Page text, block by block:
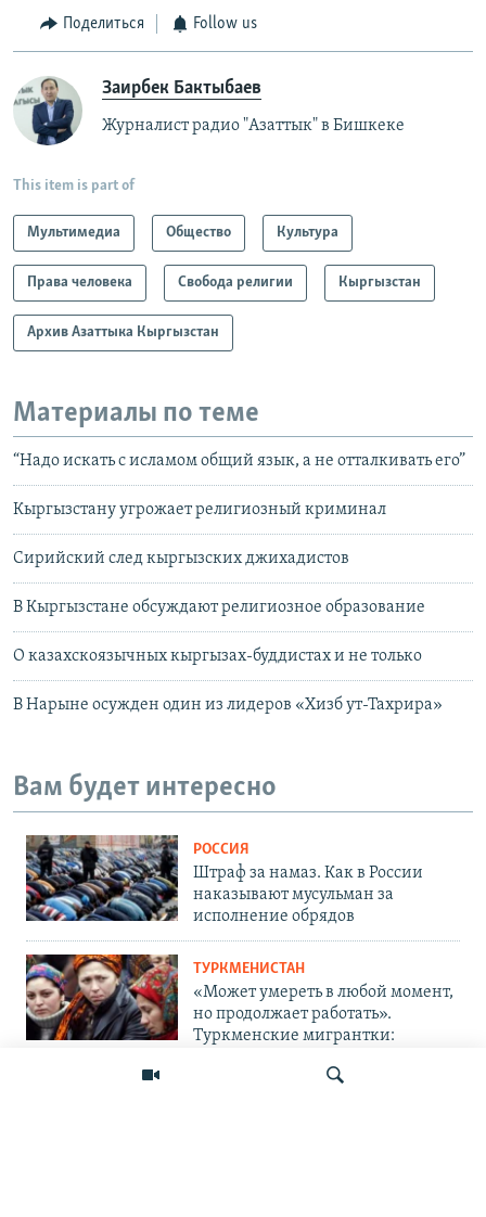
Поделиться Follow us
Заирбек Бактыбаев
Журналист радио "Азаттык" в Бишкеке
This item is part of
Мультимедиа Общество Культура
Права человека Свобода религии Кыргызстан
Архив Азаттыка Кыргызстан
Материалы по теме
“Надо искать с исламом общий язык, а не отталкивать его”
Кыргызстану угрожает религиозный криминал
Сирийский след кыргызских джихадистов
В Кыргызстане обсуждают религиозное образование
О казахскоязычных кыргызах-буддистах и не только
В Нарыне осужден один из лидеров «Хизб ут-Тахрира»
Вам будет интересно
РОССИЯ
Штраф за намаз. Как в России
наказывают мусульман за
исполнение обрядов
ТУРКМЕНИСТАН
«Может умереть в любой момент,
но продолжает работать».
Туркменские мигрантки: